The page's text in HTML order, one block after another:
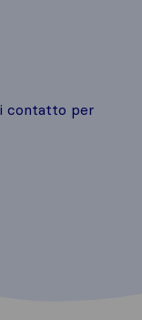
contatto per